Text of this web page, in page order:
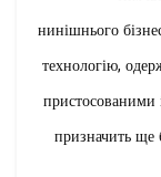
нинішнього
технологію,
пристосованими
призначить ще